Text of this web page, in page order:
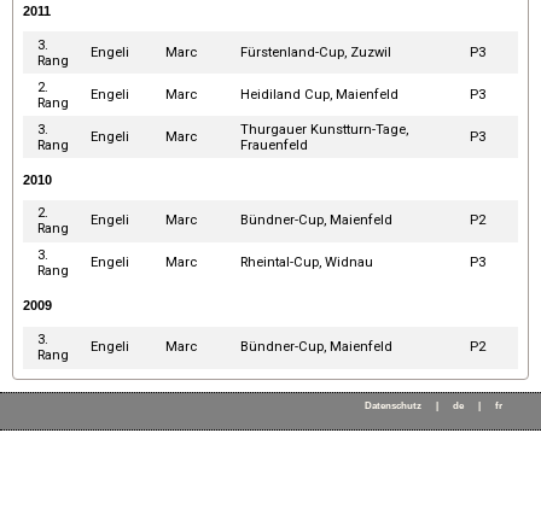
2011
3.
Rang
Engeli Marc Fürstenland-Cup, Zuzwil P3
2.
Rang
Engeli Marc Heidiland Cup, Maienfeld P3
3.
Rang
Engeli Marc
Thurgauer Kunstturn-Tage,
Frauenfeld
P3
2010
2.
Rang
Engeli Marc Bündner-Cup, Maienfeld P2
3.
Rang
Engeli Marc Rheintal-Cup, Widnau P3
2009
3.
Rang
Engeli Marc Bündner-Cup, Maienfeld P2
Datenschutz de fr